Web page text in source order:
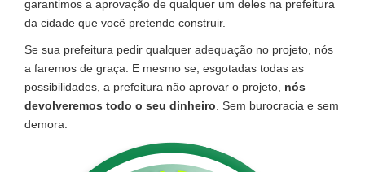
garantimos a aprovação de qualquer um deles na prefeitura
da cidade que você pretende construir.
Se sua prefeitura pedir qualquer adequação no projeto, nós
a faremos de graça. E mesmo se, esgotadas todas as
possibilidades, a prefeitura não aprovar o projeto, nós
devolveremos todo o seu dinheiro. Sem burocracia e sem
demora.